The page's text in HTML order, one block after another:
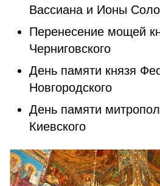
Вассиана и Ионы
Перенесение мощей
Черниговского
День памяти князя
Новгородского
День памяти
Киевского